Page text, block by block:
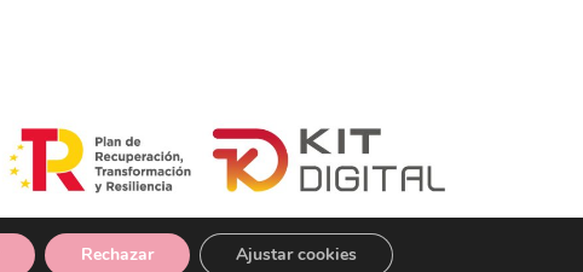
Rechazar Ajustar cookies